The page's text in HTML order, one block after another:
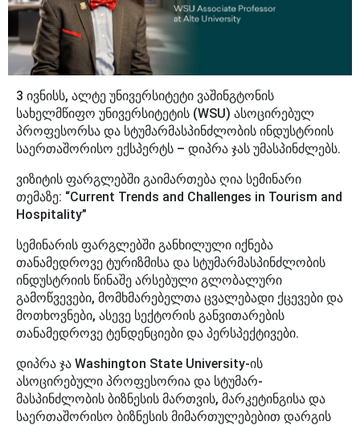
3 ივნისს, ალტე უნივერსიტეტი ვაშინგტონის
სახელმწიფო უნივერსიტეტის (WSU) ასოცირებულ
პროფესორსა და სტუმარმასპინძლობის ინდუსტრიის
საერთაშორისო ექსპერტს – დიპრა ჯას უმასპინძლებს.
ვიზიტის ფარგლებში გაიმართება ღია სემინარი
თემაზე: “Current Trends and Challenges in Tourism and
Hospitality”
სემინარის ფარგლებში განხილული იქნება
თანამედროვე ტურიზმისა და სტუმარმასპინძლობის
ინდუსტრიის წინაშე არსებული გლობალური
გამოწვევები, მომხმარებელთა ცვალებადი ქცევები და
მოთხოვნები, ასევე სექტორის განვითარების
თანამედროვე ტენდენციები და პერსპექტივები.
დიპრა ჯა Washington State University-ის
ასოცირებული პროფესორია და სტუმარ-
მასპინძლობის ბიზნესის მართვის, მარკეტინგისა და
საერთაშორისო ბიზნესის მიმართულებებით დარგის